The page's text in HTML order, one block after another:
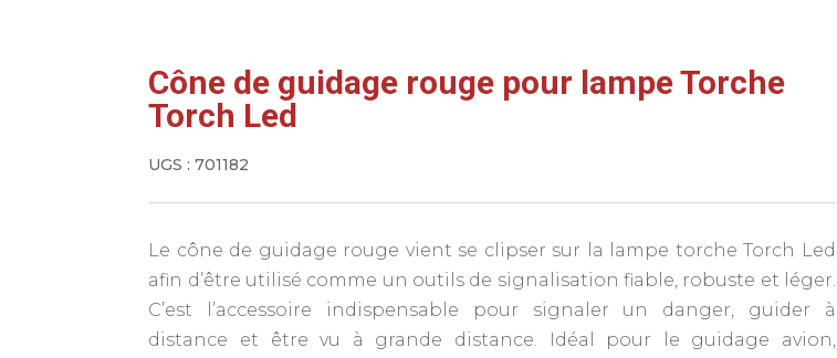
Cône de guidage rouge pour lampe Torche
Torch Led
UGS :701182
Le cône de guidage rouge vient se clipser sur la lampe torche Torch Led
afin d’être utilisé comme un outils de signalisation fiable, robuste et léger.
C’est l’accessoire indispensable pour signaler un danger, guider à
distance et être vu à grande distance. Idéal pour le guidage avion,